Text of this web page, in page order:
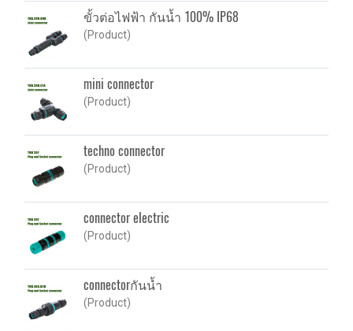
ขั้วต่อไฟฟ้า กันน้ำ 100% IP68
(Product)
mini connector
(Product)
techno connector
(Product)
connector electric
(Product)
connectorกันน้ำ
(Product)